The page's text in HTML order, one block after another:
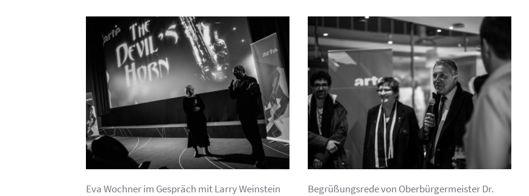
Eva Wochner im Gespräch mit Larry Weinstein
Begrüßungsrede von Oberbürgermeister Dr.